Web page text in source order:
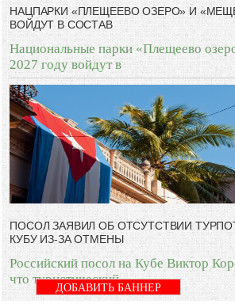
НАЦПАРКИ «ПЛЕЩЕЕВО ОЗЕРО» И
ВОЙДУТ В СОСТАВ
Национальные парки «Плещеево
2027 году войдут в
ПОСОЛ ЗАЯВИЛ ОБ ОТСУТСТВИИ
КУБУ ИЗ-ЗА ОТМЕНЫ
Российский посол на Кубе Виктор
что туристический
ДОБАВИТЬ БАННЕР